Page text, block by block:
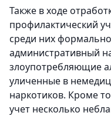
Также в ходе
профилактический
среди них
административный
злоупотребляющие
уличенные в
наркотиков. Кроме
учет несколько